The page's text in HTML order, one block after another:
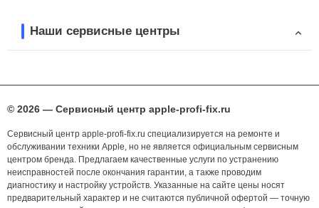
Наши сервисные центры
© 2026 — Сервисный центр apple-profi-fix.ru
Сервисный центр apple-profi-fix.ru специализируется на ремонте и
обслуживании техники Apple, но не является официальным сервисным
центром бренда. Предлагаем качественные услуги по устранению
неисправностей после окончания гарантии, а также проводим
диагностику и настройку устройств. Указанные на сайте цены носят
предварительный характер и не считаются публичной офертой — точную